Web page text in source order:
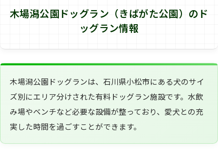
木場潟公園ドッグラン（きばがた公園）のド
ッグラン情報
木場潟公園ドッグランは、石川県小松市にある犬のサイ
ズ別にエリア分けされた有料ドッグラン施設です。水飲
み場やベンチなど必要な設備が整っており、愛犬との充
実した時間を過ごすことができます。